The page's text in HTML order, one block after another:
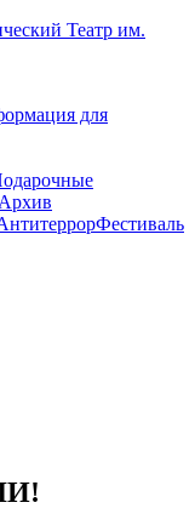
для
Архив
Фестиваль